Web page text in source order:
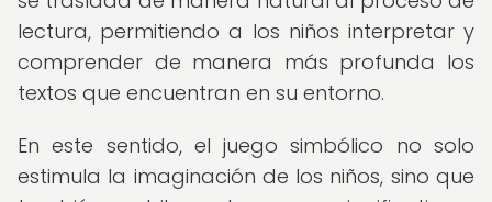
lectura, permitiendo a los niños interpretar y
comprender de manera más profunda los
textos que encuentran en su entorno.
En este sentido, el juego simbólico no solo
estimula la imaginación de los niños, sino que